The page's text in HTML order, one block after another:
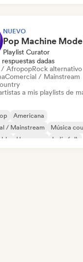
NUEVO
Playlist Curator
respuestas dadas
AfropopRock alternativo
Comercial / Mainstream
a mis playlists de
Americana
/ Mainstream
Música
Hyperpop
Indie folk